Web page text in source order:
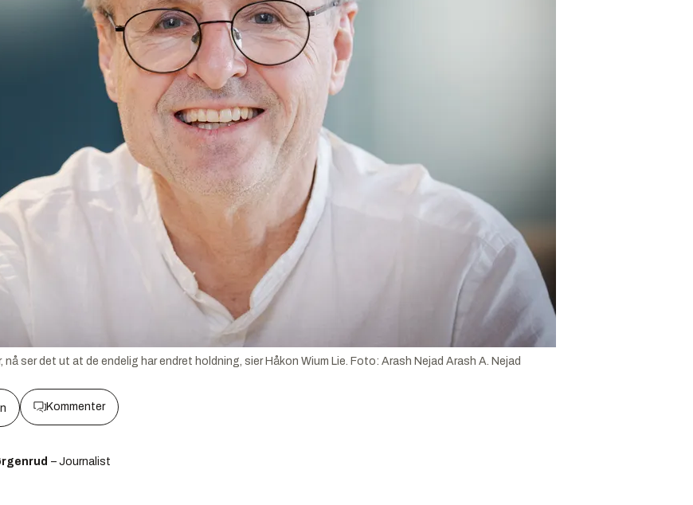
ser det ut at de endelig har endret holdning, sier Håkon Wium Lie. Foto: Arash Nejad Arash A. Nejad
Kommenter
– Journalist